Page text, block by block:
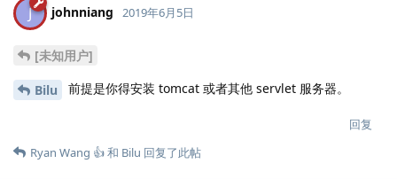
J johnniang 2019年6月5日
[未知用户]
Bilu 前提是你得安装 tomcat 或者其他 servlet 服务器。
回复
Ryan Wang 👍和 Bilu 回复了此帖